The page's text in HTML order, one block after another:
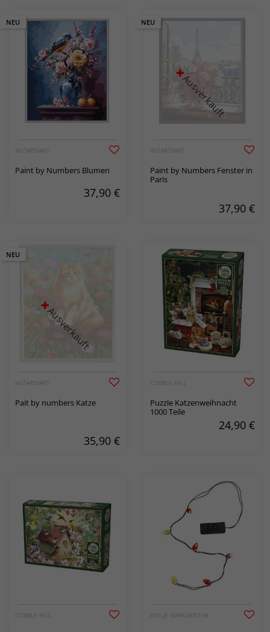
NEU
WIZARDIART
Paint by Numbers Blumen
37,90 €
NEU
Ausverkauft
WIZARDIART
Paint by Numbers Fenster in
Paris
37,90 €
NEU
Ausverkauft
WIZARDIART
Pait by numbers Katze
35,90 €
COBBLE HILL
Puzzle Katzenweihnacht
1000 Teile
24,90 €
COBBLE HILL ATELJÉ MARGARETHA